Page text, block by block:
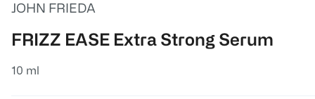
JOHN FRIEDA
FRIZZ EASE Extra Strong Serum
10 ml